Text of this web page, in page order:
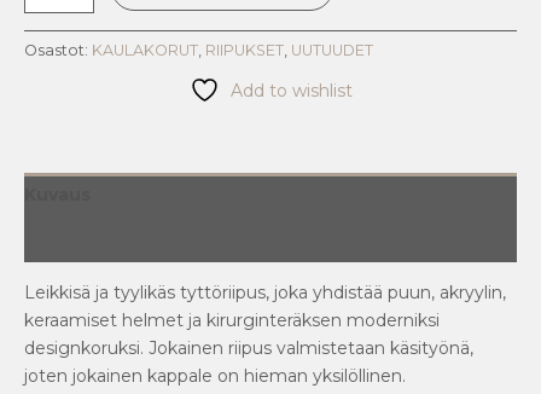
Osastot: KAULAKORUT, RIIPUKSET, UUTUUDET
Add to wishlist
Leikkisä ja tyylikäs tyttöriipus, joka yhdistää puun, akryylin,
keraamiset helmet ja kirurginteräksen moderniksi
designkoruksi. Jokainen riipus valmistetaan käsityönä,
joten jokainen kappale on hieman yksilöllinen.